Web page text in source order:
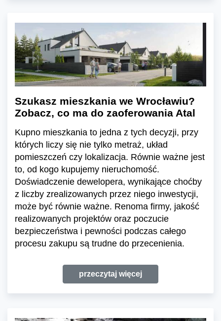
Szukasz mieszkania we Wrocławiu?
Zobacz, co ma do zaoferowania Atal
Kupno mieszkania to jedna z tych decyzji, przy
których liczy się nie tylko metraż, układ
pomieszczeń czy lokalizacja. Równie ważne jest
to, od kogo kupujemy nieruchomość.
Doświadczenie dewelopera, wynikające choćby
z liczby zrealizowanych przez niego inwestycji,
może być równie ważne. Renoma firmy, jakość
realizowanych projektów oraz poczucie
bezpieczeństwa i pewności podczas całego
procesu zakupu są trudne do przecenienia.
przeczytaj więcej